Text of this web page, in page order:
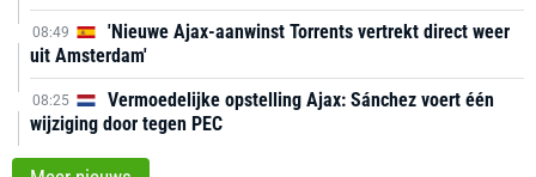
08:49
'Nieuwe Ajax-aanwinst Torrents vertrekt direct weer
uit Amsterdam'
08:25
Vermoedelijke opstelling Ajax: Sánchez voert één
wijziging door tegen PEC